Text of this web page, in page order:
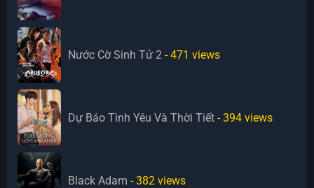
Nước Cờ Sinh Tử 2 - 471 views
Dự Báo Tình Yêu Và Thời Tiết - 394 views
Black Adam - 382 views